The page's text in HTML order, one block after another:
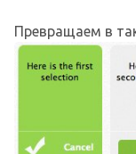
Превращаем в